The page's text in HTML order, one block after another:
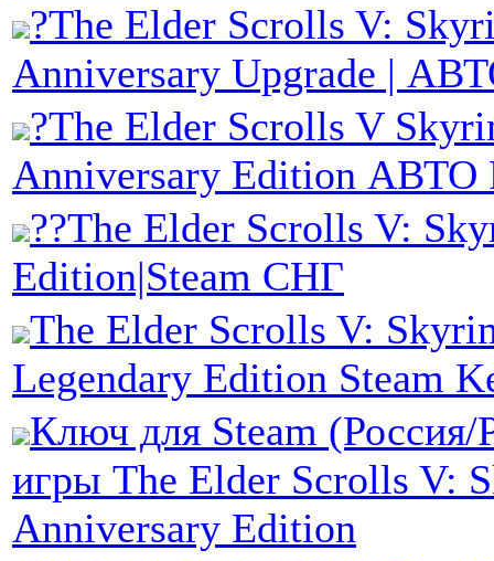
?The Elder Scrolls V:
Anniversary Upgrade |
?The Elder Scrolls V
Anniversary Edition
??The Elder Scrolls V:
Edition|Steam СНГ
The Elder Scrolls V:
Legendary Edition Steam
Ключ для Steam (Россия/
игры The Elder Scrolls V:
Anniversary Edition